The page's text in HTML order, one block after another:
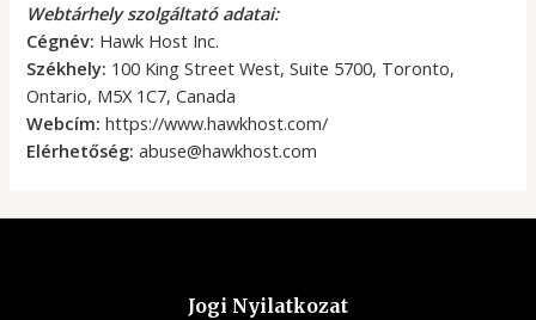
Webtárhely szolgáltató adatai:
Cégnév: Hawk Host Inc.
Székhely: 100 King Street West, Suite 5700, Toronto,
Ontario, M5X 1C7, Canada
Webcím: https://www.hawkhost.com/
Elérhetőség: abuse@hawkhost.com
Jogi Nyilatkozat